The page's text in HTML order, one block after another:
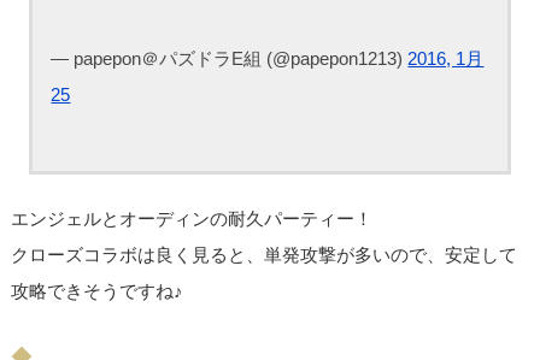
— papepon＠パズドラE組 (@papepon1213) 2016, 1月
25
エンジェルとオーディンの耐久パーティー！
クローズコラボは良く見ると、単発攻撃が多いので、安定して
攻略できそうですね♪